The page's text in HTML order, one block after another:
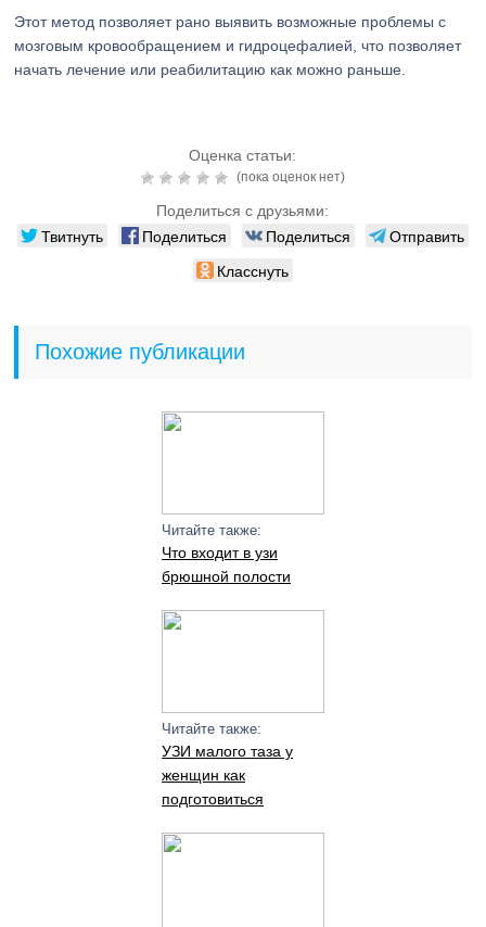
Этот метод позволяет рано выявить возможные проблемы с
мозговым кровообращением и гидроцефалией, что позволяет
начать лечение или реабилитацию как можно раньше.
Оценка статьи:
(пока оценок нет)
Поделиться с друзьями:
Твитнуть Поделиться Поделиться
Отправить
Класснуть
Похожие публикации
Читайте также:
Что входит в узи
брюшной полости
Читайте также:
УЗИ малого таза у
женщин как
подготовиться